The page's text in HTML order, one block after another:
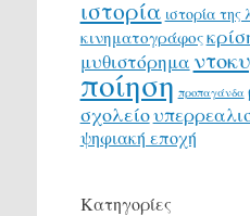
ιστορία ιστορία της
κινηματογράφος
μυθιστόρημα
ποίηση προπαγάνδα
σχολείο
ψηφιακή εποχή
Κατηγορίες